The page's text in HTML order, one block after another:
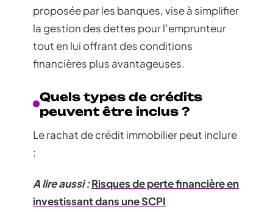
proposée par les banques, vise à simplifier
la gestion des dettes pour l’emprunteur
tout en lui offrant des conditions
financières plus avantageuses.
Quels types de crédits
peuvent être inclus ?
Le rachat de crédit immobilier peut inclure
:
A lire aussi :Risques de perte financière en
investissant dans une SCPI